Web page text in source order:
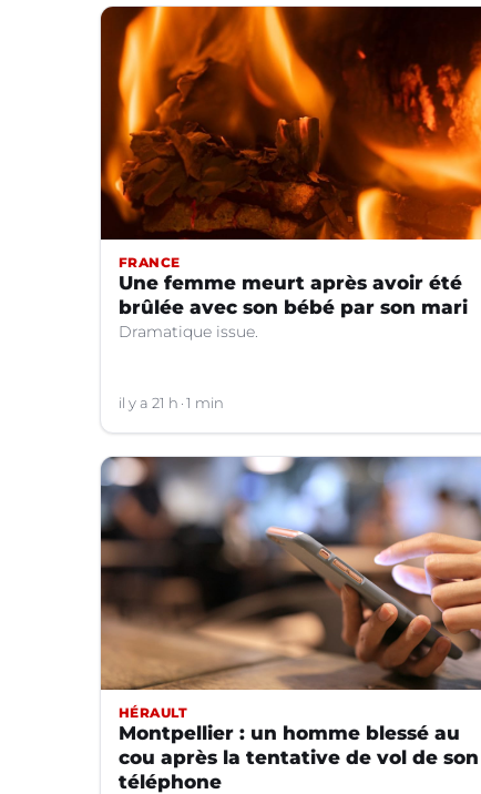
FRANCE
Une femme meurt après avoir été
brûlée avec son bébé par son mari
Dramatique issue.
il y a 21 h 1 min
HÉRAULT
Montpellier : un homme blessé au
cou après la tentative de vol de son
téléphone